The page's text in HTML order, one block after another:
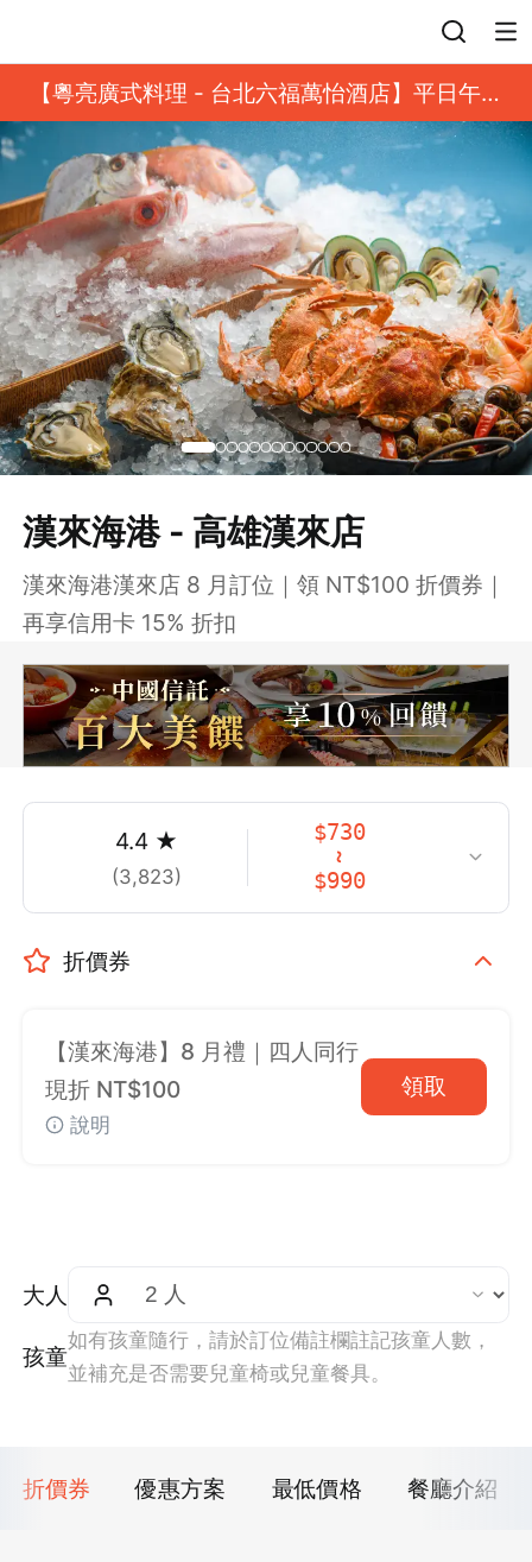
【粵亮廣式料理 - 台北六福萬怡酒店】平日午餐
8 折起｜靓港點套餐
漢來海港 - 高雄漢來店
漢來海港漢來店 8 月訂位｜領 NT$100 折價券｜
再享信用卡 15% 折扣
4.4 ★
(3,823)
$730
~
$990
折價券
【漢來海港】8 月禮｜四人同行
現折 NT$100
說明
領取
大人
孩童
如有孩童隨行，請於訂位備註欄註記孩童人數，
並補充是否需要兒童椅或兒童餐具。
折價券 優惠方案 最低價格 餐廳介紹